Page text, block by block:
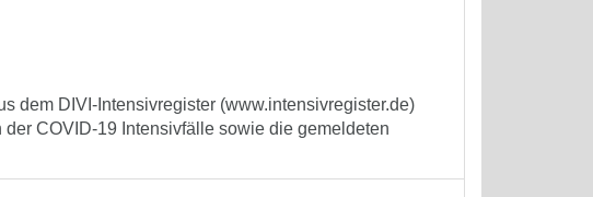
dem DIVI-Intensivregister (www.intensivregister.de)
COVID-19 Intensivfälle sowie die gemeldeten